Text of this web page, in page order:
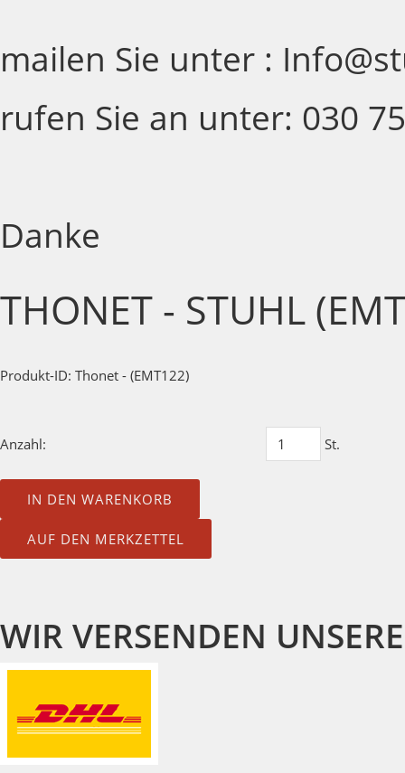
mailen Sie unter :
rufen Sie an unter: 030
Danke
THONET - STUHL
Produkt-ID: Thonet - (EMT122)
Anzahl: St.
IN DEN WARENKORB
AUF DEN MERKZETTEL
WIR VERSENDEN